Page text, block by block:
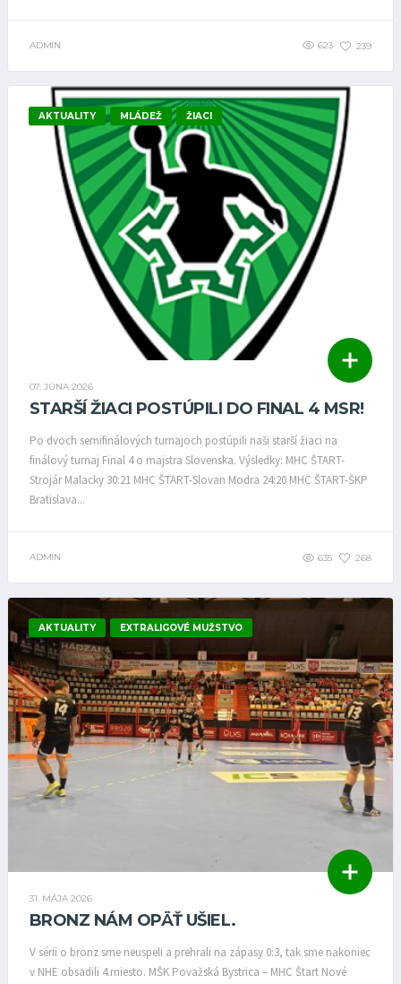
ADMIN 623 239
AKTUALITY MLÁDEŽ ŽIACI
07. JÚNA 2026
STARŠÍ ŽIACI POSTÚPILI DO FINAL 4 MSR!
Po dvoch semifinálových turnajoch postúpili naši starší žiaci na
finálový turnaj Final 4 o majstra Slovenska. Výsledky: MHC ŠTART-
Strojár Malacky 30:21 MHC ŠTART-Slovan Modra 24:20 MHC ŠTART-ŠKP
Bratislava...
ADMIN 635 268
AKTUALITY EXTRALIGOVÉ MUŽSTVO
31. MÁJA 2026
BRONZ NÁM OPÄŤ UŠIEL.
V sérii o bronz sme neuspeli a prehrali na zápasy 0:3, tak sme nakoniec
v NHE obsadili 4.miesto. MŠK Považská Bystrica – MHC Štart Nové